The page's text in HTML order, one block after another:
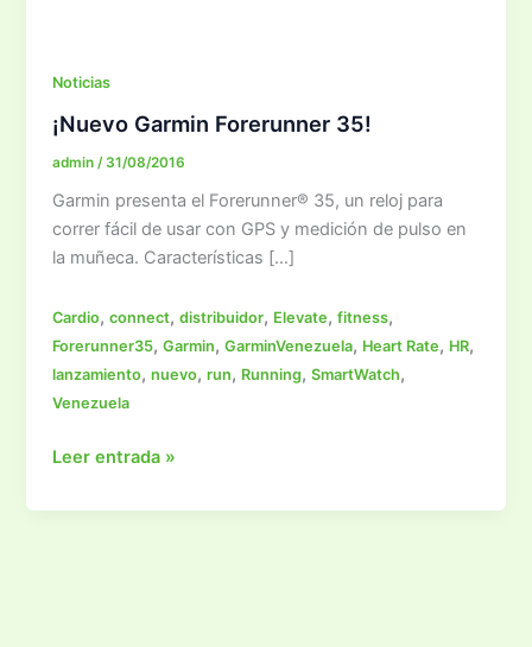
Noticias
¡Nuevo Garmin Forerunner 35!
admin / 31/08/2016
Garmin presenta el Forerunner® 35, un reloj para
correr fácil de usar con GPS y medición de pulso en
la muñeca. Características […]
Cardio,connect,distribuidor, Elevate,fitness,
Forerunner35,Garmin,GarminVenezuela, Heart Rate, HR,
lanzamiento,nuevo,run, Running,SmartWatch,
Venezuela
¡Nuevo
Forerunner
Leer entrada »